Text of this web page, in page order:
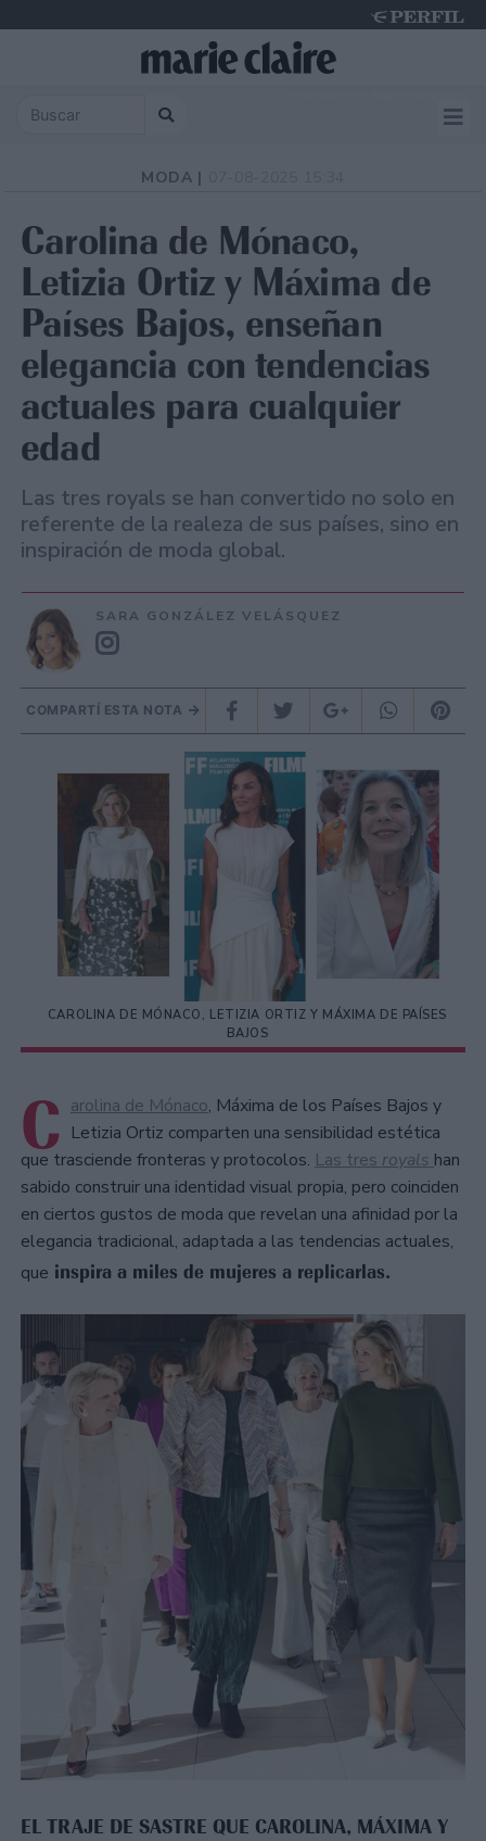
MODA |
Carolina de Mónaco,
Letizia Ortiz y Máxima de
Países Bajos, enseñan
elegancia con tendencias
actuales para cualquier
edad
Las tres royals se han convertido no solo en
referente de la realeza de sus países, sino en
inspiración de moda global.
SARA GONZÁLEZ VELÁSQUEZ
COMPARTÍ ESTA NOTA
CAROLINA DE MÓNACO, LETIZIA ORTIZ Y MÁXIMA DE PAÍSES
BAJOS
C arolina de Mónaco, Máxima de los Países Bajos y
Letizia Ortiz comparten una sensibilidad estética
que trasciende fronteras y protocolos. Las tres royals han
sabido construir una identidad visual propia, pero coinciden
en ciertos gustos de moda que revelan una afinidad por la
elegancia tradicional, adaptada a las tendencias actuales,
que inspira a miles de mujeres a replicarlas.
EL TRAJE DE SASTRE QUE CAROLINA, MÁXIMA Y